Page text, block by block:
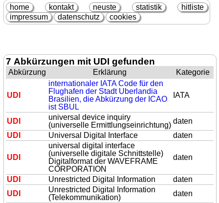
home kontakt neuste statistik
hitliste
impressum
datenschutz cookies
7 Abkürzungen mit UDI gefunden
Abkürzung Erklärung Kategorie
UDI
internationaler IATA Code für den
Flughafen der Stadt Uberlandia
Brasilien, die Abkürzung der ICAO
ist SBUL
IATA
UDI
universal device inquiry
(universelle Ermittlungseinrichtung) daten
UDI
Universal Digital Interface daten
UDI
universal digital interface
(universelle digitale Schnittstelle)
Digitalformat der WAVEFRAME
CORPORATION
daten
UDI Unrestricted Digital Information
daten
UDI
Unrestricted Digital Information
(Telekommunikation)
daten